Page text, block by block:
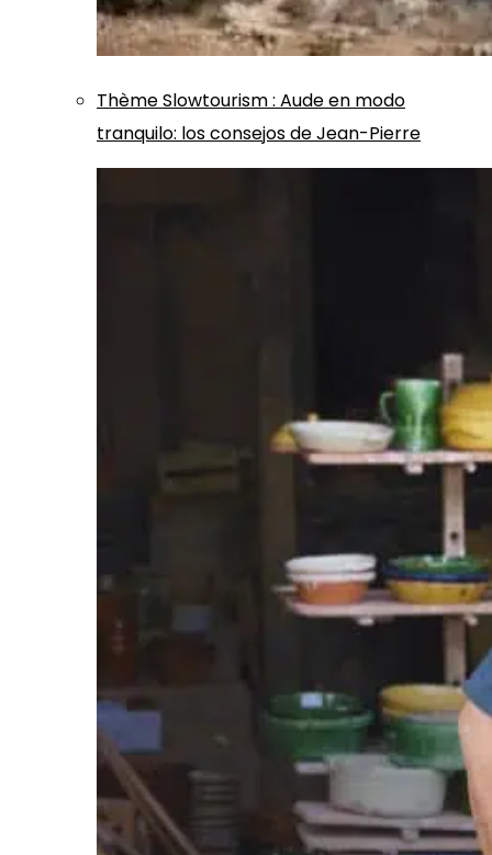
ThèmeSlowtourism: Aude en modo
tranquilo: los consejos de Jean-Pierre